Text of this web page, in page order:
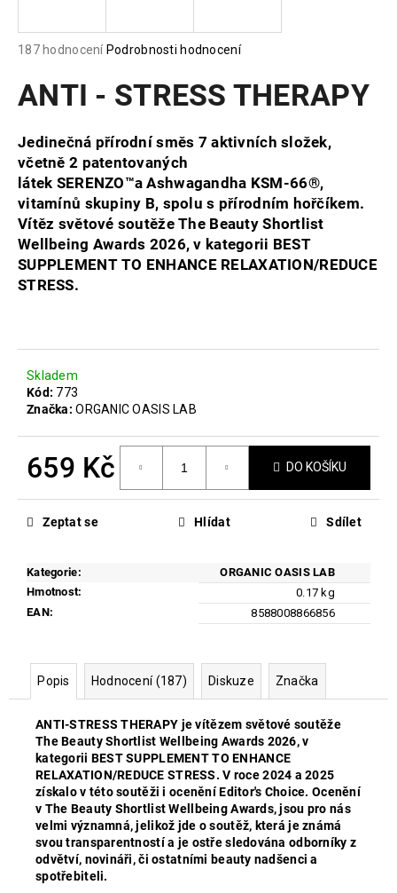
Průměrné
produktu
je
5
hvězdiček.
187 hodnocení Podrobnosti hodnocení
ANTI - STRESS THERAPY
Jedinečná přírodní směs 7 aktivních složek,
včetně 2 patentovaných
látek SERENZO™a Ashwagandha KSM-66®,
vitamínů skupiny B, spolu s přírodním hořčíkem.
Vítěz světové soutěže The Beauty Shortlist
Wellbeing Awards 2026, v kategorii BEST
SUPPLEMENT TO ENHANCE RELAXATION/REDUCE
STRESS.
Skladem
Kód: 773
Značka:ORGANIC OASIS LAB
659 Kč DO KOŠÍKU
Kategorie:
ORGANIC OASIS LAB
Hmotnost:
0.17 kg
EAN: 8588008866856
Zeptat se Hlídat Sdílet
Popis Hodnocení (187) Diskuze Značka
ANTI-STRESS THERAPY je vítězem světové soutěže
The Beauty Shortlist Wellbeing Awards 2026, v
kategorii BEST SUPPLEMENT TO ENHANCE
RELAXATION/REDUCE STRESS. V roce 2024 a 2025
získalo v této soutěži i ocenění Editor's Choice. Ocenění
v The Beauty Shortlist Wellbeing Awards, jsou pro nás
velmi významná, jelikož jde o soutěž, která je známá
svou transparentností a je ostře sledována odborníky z
odvětví, novináři, či ostatními beauty nadšenci a
spotřebiteli.
j
t
HLEDAT
D
u
č
u
j
m
e
THERAPY
899
Kč
Původně:
Kč